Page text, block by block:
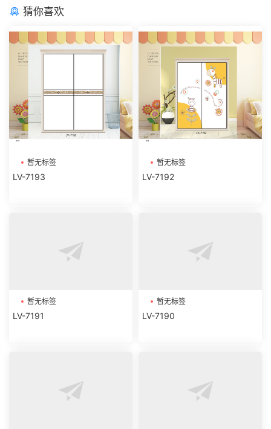
猜你喜欢
暂无标签
LV-7193
暂无标签
LV-7192
暂无标签
LV-7191
暂无标签
LV-7190